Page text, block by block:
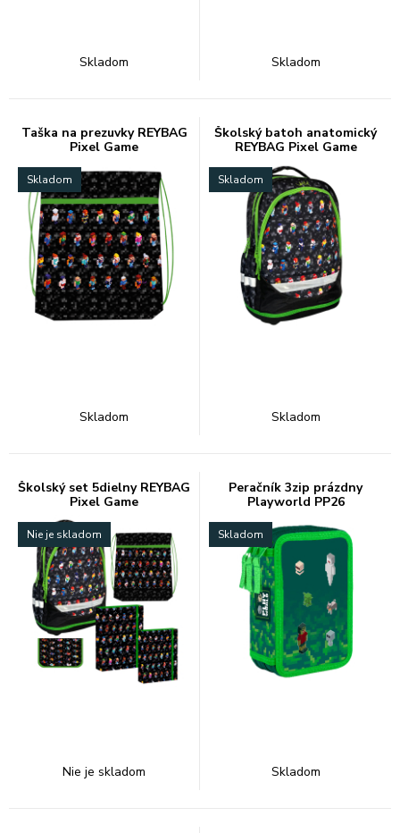
Skladom Skladom
Taška na prezuvky REYBAG
Pixel Game
Skladom
Skladom
Školský batoh anatomický
REYBAG Pixel Game
Skladom
Skladom
Školský set 5dielny REYBAG
Pixel Game
Nie je skladom
Nie je skladom
Peračník 3zip prázdny
Playworld PP26
Skladom
Skladom